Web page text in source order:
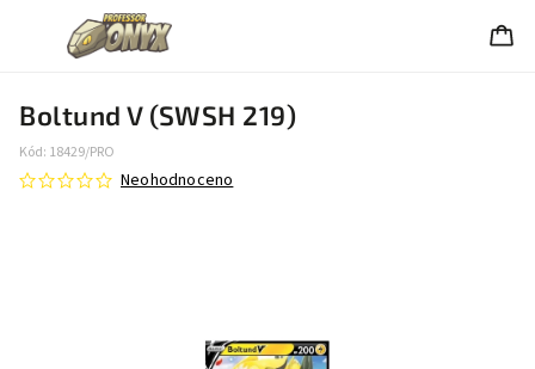
Boltund V (SWSH 219)
Kód: 18429/PRO
Neohodnoceno